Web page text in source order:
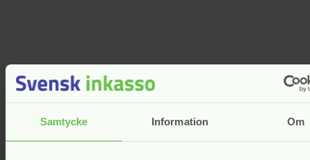
Samtycke Information Om